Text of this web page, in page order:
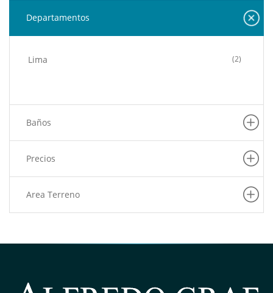
Departamentos
Lima (2)
Baños
Precios
Area Terreno